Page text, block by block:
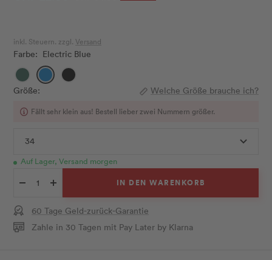
inkl. Steuern. zzgl. Versand
Farbe: Electric Blue
Botanical
Garden
Electric
Blue
Schwarz
Größe:
Welche Größe brauche ich?
Fällt sehr klein aus! Bestell lieber zwei Nummern größer.
34
Auf Lager, Versand morgen
Menge
Menge
IN DEN WARENKORB
60 Tage Geld-zurück-Garantie
Zahle in 30 Tagen mit Pay Later by Klarna